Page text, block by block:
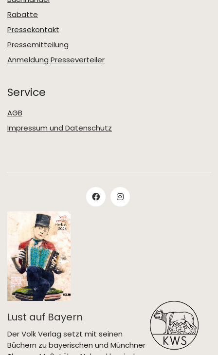
Rabatte
Pressekontakt
Pressemitteilung
Anmeldung Presseverteiler
Service
AGB
Impressum und Datenschutz
Lust auf Bayern
Der Volk Verlag setzt mit seinen
Büchern zu bayerischen und Münchner